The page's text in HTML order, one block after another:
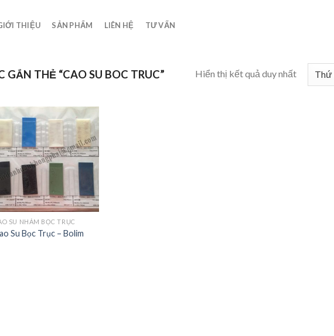
THIỆU SẢN PHẨM LIÊN HỆ TƯ VẤN
GẮN THẺ “CAO SU BOC TRUC” Hiển thị kết quả duy nhất
Add to
Wishlist
SU NHÁM BỌC TRỤC
Su Bọc Trục – Bolim